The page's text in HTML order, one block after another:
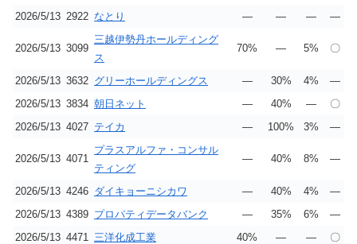
2026/5/13 2922 なとり ― ― ― ―
2026/5/13 3099
三越伊勢丹ホールディング
ス
70% ― 5% 〇
2026/5/13 3632 グリーホールディングス ― 30% 4%
―
2026/5/13 3834 朝日ネット ― 40% ―
〇
2026/5/13 4027 テイカ ― 100% 3% ―
2026/5/13 4071
プラスアルファ・コンサル
ティング
― 40% 8% ―
2026/5/13 4246 ダイキョーニシカワ ― 40% 4%
―
2026/5/13 4389 プロパティデータバンク ― 35% 6%
―
2026/5/13 4471 三洋化成工業 40% ― ―
〇